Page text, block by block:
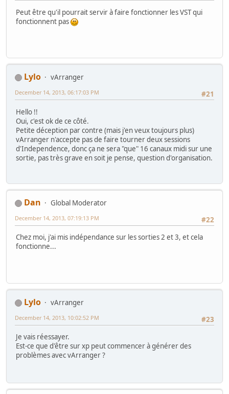
Peut être qu'il pourrait servir à faire fonctionner les VST qui
fonctionnent pas
Lylo
vArranger
#21
December 14, 2013, 06:17:03 PM
Hello !!
Oui, c'est ok de ce côté.
Petite déception par contre (mais j'en veux toujours plus)
vArranger n'accepte pas de faire tourner deux sessions
d'Independence, donc ça ne sera "que" 16 canaux midi sur une
sortie, pas très grave en soit je pense, question d'organisation.
Dan
Global Moderator
#22
December 14, 2013, 07:19:13 PM
Chez moi, j'ai mis indépendance sur les sorties 2 et 3, et cela
fonctionne...
Lylo
vArranger
#23
December 14, 2013, 10:02:52 PM
Je vais réessayer.
Est-ce que d'être sur xp peut commencer à générer des
problèmes avec vArranger ?